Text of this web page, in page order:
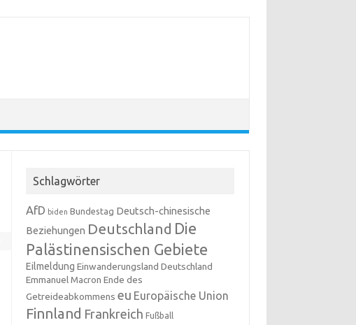
Schlagwörter
AfD biden Bundestag Deutsch-chinesische
Beziehungen Deutschland Die
Palästinensischen Gebiete
Eilmeldung Einwanderungsland Deutschland
Emmanuel Macron Ende des
Getreideabkommens eu Europäische Union
Finnland Frankreich Fußball